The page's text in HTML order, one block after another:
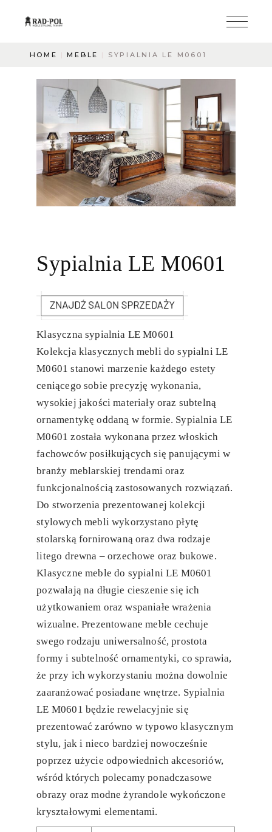
HOME MEBLE SYPIALNIA LE M0601
Sypialnia LE M0601
Klasyczna sypialnia LE M0601
Kolekcja klasycznych mebli do sypialni LE
M0601 stanowi marzenie każdego estety
ceniącego sobie precyzję wykonania,
wysokiej jakości materiały oraz subtelną
ornamentykę oddaną w formie. Sypialnia LE
M0601 została wykonana przez włoskich
fachowców posiłkujących się panującymi w
branży meblarskiej trendami oraz
funkcjonalnością zastosowanych rozwiązań.
Do stworzenia prezentowanej kolekcji
stylowych mebli wykorzystano płytę
stolarską fornirowaną oraz dwa rodzaje
litego drewna – orzechowe oraz bukowe.
Klasyczne meble do sypialni LE M0601
pozwalają na długie cieszenie się ich
użytkowaniem oraz wspaniałe wrażenia
wizualne. Prezentowane meble cechuje
swego rodzaju uniwersalność, prostota
formy i subtelność ornamentyki, co sprawia,
że przy ich wykorzystaniu można dowolnie
zaaranżować posiadane wnętrze. Sypialnia
LE M0601 będzie rewelacyjnie się
prezentować zarówno w typowo klasycznym
stylu, jak i nieco bardziej nowocześnie
poprzez użycie odpowiednich akcesoriów,
wśród których polecamy ponadczasowe
obrazy oraz modne żyrandole wykończone
kryształowymi elementami.